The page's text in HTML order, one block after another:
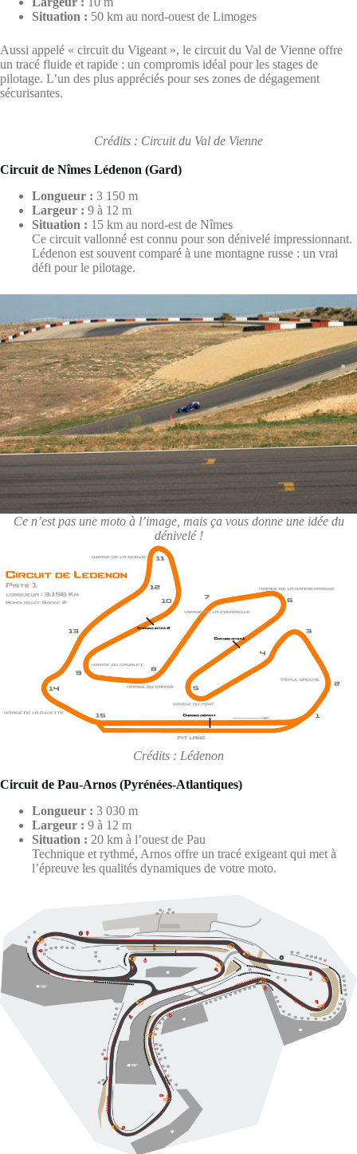
Situation : 50 km au nord-ouest de Limoges
Aussi appelé « circuit du Vigeant », le circuit du Val de Vienne offre
un tracé fluide et rapide : un compromis idéal pour les stages de
pilotage. L’un des plus appréciés pour ses zones de dégagement
sécurisantes.
Crédits : Circuit du Val de Vienne
Circuit de Nîmes Lédenon (Gard)
Longueur : 3 150 m
Largeur : 9 à 12 m
Situation : 15 km au nord-est de Nîmes
Ce circuit vallonné est connu pour son dénivelé impressionnant.
Lédenon est souvent comparé à une montagne russe : un vrai
défi pour le pilotage.
Ce n’est pas une moto à l’image, mais ça vous donne une idée du
dénivelé !
Crédits : Lédenon
Circuit de Pau-Arnos (Pyrénées-Atlantiques)
Longueur : 3 030 m
Largeur : 9 à 12 m
Situation : 20 km à l’ouest de Pau
Technique et rythmé, Arnos offre un tracé exigeant qui met à
l’épreuve les qualités dynamiques de votre moto.